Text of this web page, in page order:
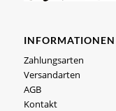
INFORMATIONEN
Zahlungsarten
Versandarten
AGB
Kontakt